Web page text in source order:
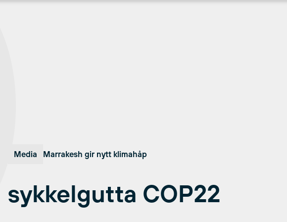
Media Marrakesh gir nytt klimahåp
sykkelgutta COP22